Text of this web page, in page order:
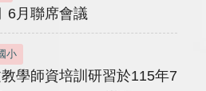
6月聯席會議
小
學師資培訓研習於115年7